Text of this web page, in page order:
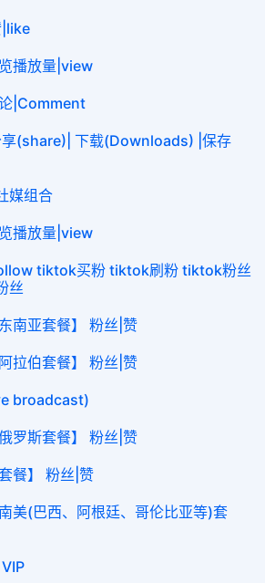
播放量|view
|Comment
(share)| 下载(Downloads) |保存
媒组合
播放量|view
tiktok买粉 tiktok刷粉 tiktok粉丝
丝
南亚套餐】 粉丝|赞
拉伯套餐】 粉丝|赞
broadcast)
罗斯套餐】 粉丝|赞
餐】 粉丝|赞
美(巴西、阿根廷、哥伦比亚等)套